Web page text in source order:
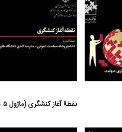
نقطۀ آغاز کنشگری (ماژول ۵ – بخش ۳)